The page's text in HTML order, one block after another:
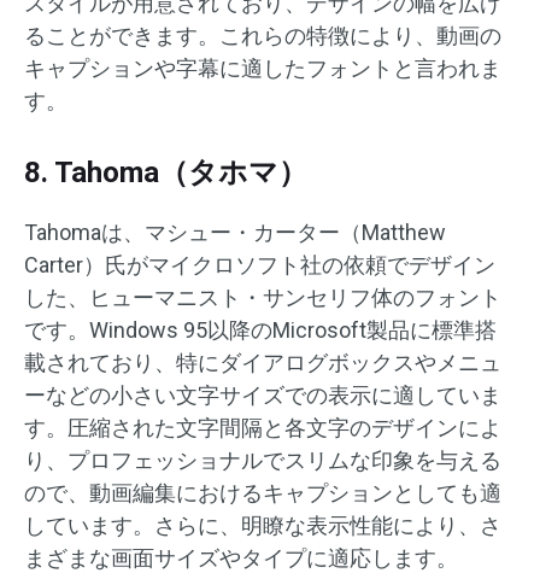
ることができます。​これらの特徴により、動画の
キャプションや字幕に適したフォントと言われま
す。
8. Tahoma（タホマ）
Tahomaは、マシュー・カーター（Matthew
Carter）氏がマイクロソフト社の依頼でデザイン
した、ヒューマニスト・サンセリフ体のフォント
です。Windows 95以降のMicrosoft製品に標準搭
載されており、特にダイアログボックスやメニュ
ーなどの小さい文字サイズでの表示に適していま
す。​圧縮された文字間隔と各文字のデザインによ
り、プロフェッショナルでスリムな印象を与える
ので、動画編集におけるキャプションとしても適
しています。​さらに、明瞭な表示性能により、さ
まざまな画面サイズやタイプに適応します。